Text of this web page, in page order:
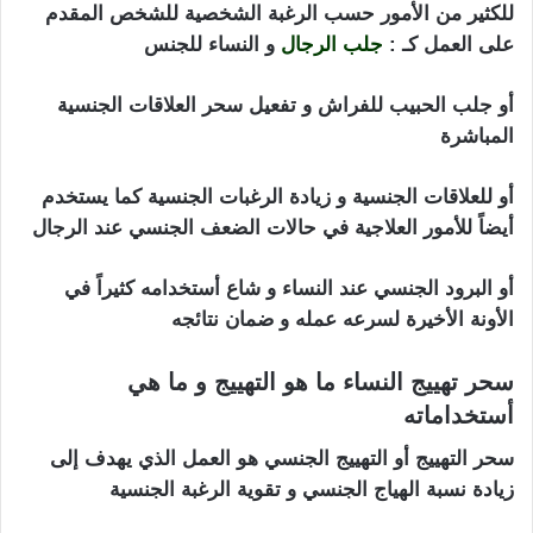
للكثير من الأمور حسب الرغبة الشخصية للشخص المقدم
على العمل كـ : جلب الرجال و النساء للجنس
أو جلب الحبيب للفراش و تفعيل سحر العلاقات الجنسية
المباشرة
أو للعلاقات الجنسية و زيادة الرغبات الجنسية كما يستخدم
أيضاً للأمور العلاجية في حالات الضعف الجنسي عند الرجال
أو البرود الجنسي عند النساء و شاع أستخدامه كثيراً في
الأونة الأخيرة لسرعه عمله و ضمان نتائجه
سحر تهييج النساء ما هو التهييج و ما هي
أستخداماته
سحر التهييج أو التهييج الجنسي هو العمل الذي يهدف إلى
زيادة نسبة الهياج الجنسي و تقوية الرغبة الجنسية